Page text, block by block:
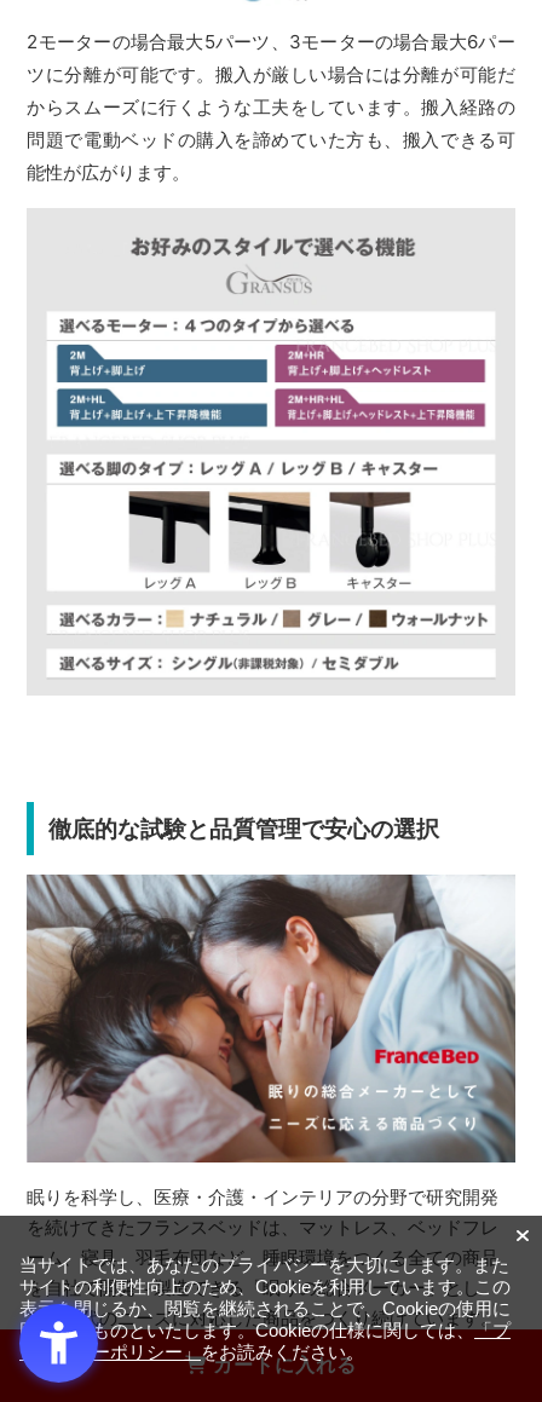
カートに入れる
2モーターの場合最大5パーツ、3モーターの場合最大6パー
ツに分離が可能です。搬入が厳しい場合には分離が可能だ
からスムーズに行くような工夫をしています。搬入経路の
問題で電動ベッドの購入を諦めていた方も、搬入できる可
能性が広がります。
徹底的な試験と品質管理で安心の選択
眠りを科学し、医療・介護・インテリアの分野で研究開発
を続けてきたフランスベッドは、マットレス、ベッドフレ
ーム、寝具、羽毛布団など、睡眠環境をつくる全ての商品
を自社で開発～製造できる「眠りの総合メーカー」とし
て、時代のニーズに対応した商品をつくり続けています。
当サイトでは、あなたのプライバシーを大切にします。また
サイトの利便性向上のため、Cookieを利用しています。この
表示を閉じるか、閲覧を継続されることで、Cookieの使用に
同意するものといたします。Cookieの仕様に関しては、「プ
ライバシーポリシー」をお読みください。